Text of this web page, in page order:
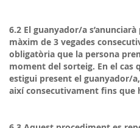
6.2 El guanyador/a
màxim de 3 vegades
obligatòria que la persona
moment del sorteig. En el cas
estigui present el guanyador/
així consecutivament fins que